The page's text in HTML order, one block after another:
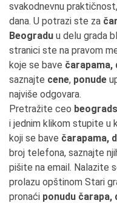
svakodnevnu
dana. U potrazi ste za
Beogradu u delu grada
stranici ste na pravom
koje se bave čarapama,
saznajte cene, ponude
najviše odgovara.
Pretražite ceo
i jednim klikom stupite u
koji se bave čarapama,
broj telefona, saznajte
pišite na email. Nalazite
prolazu opštinom Stari
pronaći ponudu čarapa,